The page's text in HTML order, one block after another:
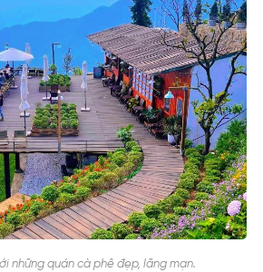
những quán cà phê đẹp, lãng mạn.